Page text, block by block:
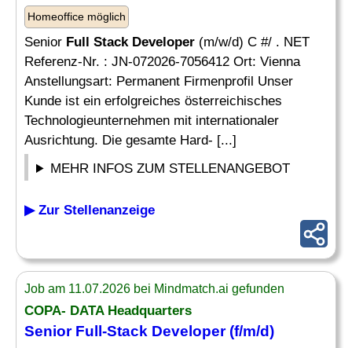
Homeoffice möglich
Senior Full Stack Developer (m/w/d) C #/ . NET
Referenz-Nr. : JN-072026-7056412 Ort: Vienna
Anstellungsart: Permanent Firmenprofil Unser
Kunde ist ein erfolgreiches österreichisches
Technologieunternehmen mit internationaler
Ausrichtung. Die gesamte Hard- [...]
MEHR INFOS ZUM STELLENANGEBOT
▶ Zur Stellenanzeige
Job am 11.07.2026 bei Mindmatch.ai gefunden
COPA- DATA Headquarters
Senior Full-Stack Developer(f/m/d)